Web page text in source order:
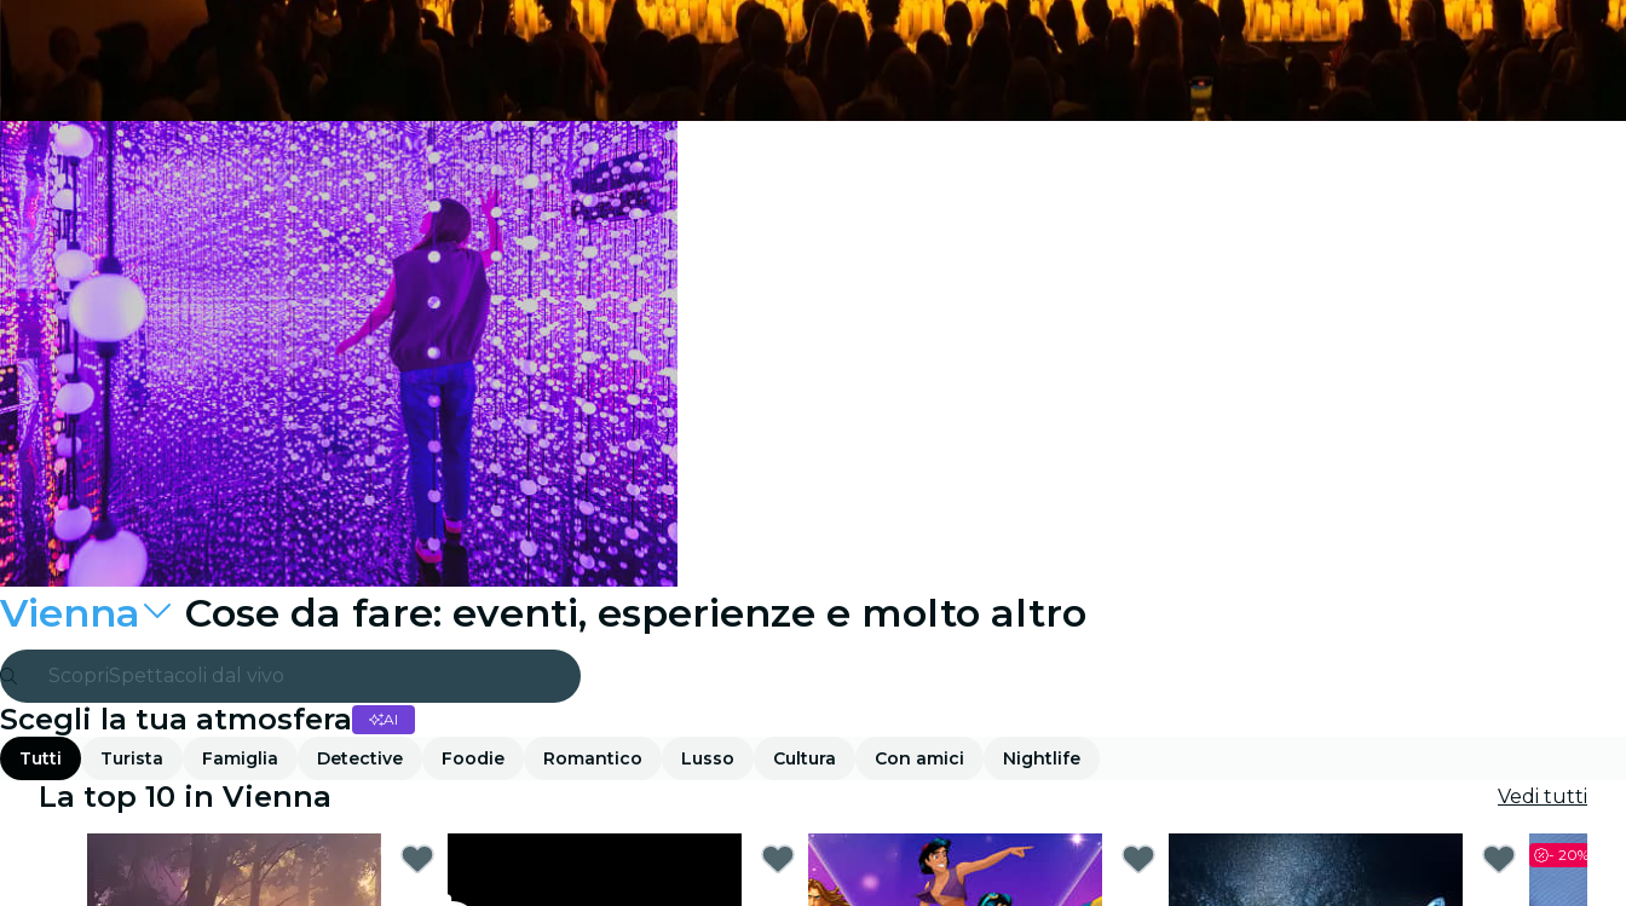
Ristoranti
Cinema
Vienna Cose da fare: eventi, esperienze e molto altro
ScopriSpettacoli dal vivo
Madrid
Candlelight
Londra
Esperienze e città
Scegli la tua atmosfera AI
Tutti Turista Famiglia Detective Foodie Romantico Lusso Cultura Con amici Nightlife
La top 10 in Vienna Vedi tutti
- 20%